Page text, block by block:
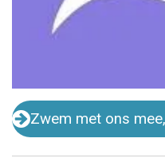
Zwem met ons